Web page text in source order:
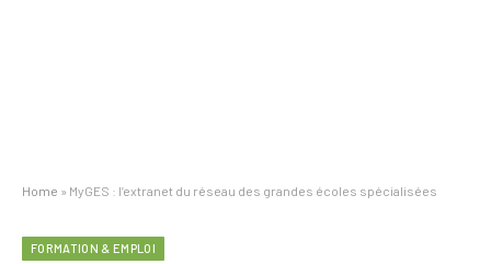
Home » MyGES : l’extranet du réseau des grandes écoles spécialisées
FORMATION & EMPLOI